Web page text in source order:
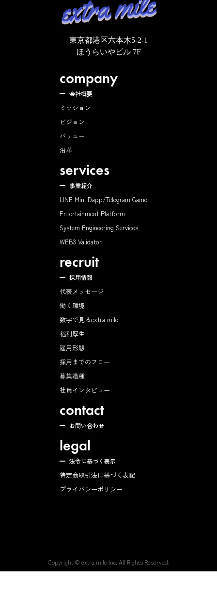
東京都港区六本木5-2-1
ほうらいやビル 7F
company
会社概要
ミッション
ビジョン
バリュー
沿革
services
事業紹介
LINE Mini Dapp/Telegram Game
Entertainment Platform
System Engineering Services
WEB3 Validator
recruit
採用情報
代表メッセージ
働く環境
数字で見るextra mile
福利厚生
雇用形態
採用までのフロー
募集職種
社員インタビュー
contact
お問い合わせ
legal
法令に基づく表示
特定商取引法に基づく表記
プライバシーポリシー
Copyright © extra mile Inc. All Rights Reserved.